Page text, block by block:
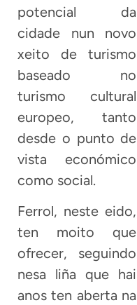
potencial da
cidade nun novo
xeito de turismo
baseado no
turismo cultural
europeo, tanto
desde o punto de
vista económico
como social.
Ferrol, neste eido,
ten moito que
ofrecer, seguindo
nesa liña que hai
anos ten aberta na